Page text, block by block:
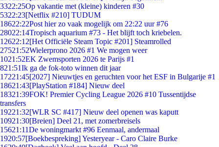
3322:25Op vakantie met (kleine) kinderen #30
5322:23[Netflix #210] TUDUM
18622:22Post hier zo vaak mogelijk om 22:22 uur #76
28022:14Tropisch aquarium #73 - Het blijft toch kriebelen.
12622:12[Het Officiële Steam Topic #201] Steamrolled
27521:52Wielerprono 2026 #1 We mogen weer
1021:52EK Zwemsporten 2026 te Parijs #1
821:51Ik ga de fok-toto winnen dit jaar
17221:45[2027] Nieuwtjes en geruchten voor het ESF in Bulgarije #1
18621:43[PlayStation #184] Nieuw deel
18321:39FOK! Premier Cycling League 2026 #10 Tussentijdse
transfers
19221:32[WLR SC #417] Nieuw deel openen was kaputt
10921:30[Breien] Deel 21, met zomerbreisels
15621:11De woningmarkt #96 Eenmaal, andermaal
1920:57[Boekbespreking] Yesteryear - Caro Claire Burke